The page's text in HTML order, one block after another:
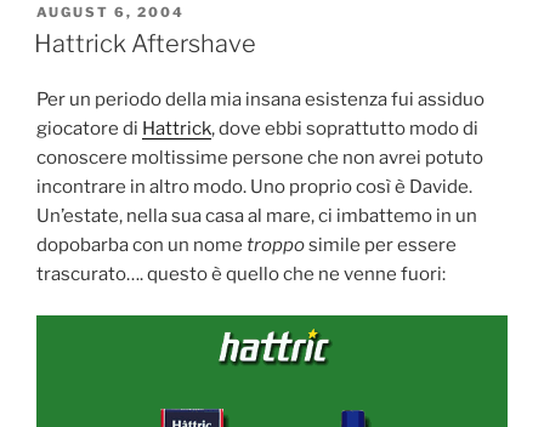
…
POSTED
ON
AUGUST 6, 2004
Hattrick Aftershave
Per un periodo della mia insana esistenza fui assiduo
giocatore di Hattrick, dove ebbi soprattutto modo di
conoscere moltissime persone che non avrei potuto
incontrare in altro modo. Uno proprio così è Davide.
Un’estate, nella sua casa al mare, ci imbattemo in un
dopobarba con un nome tropposimile per essere
trascurato…. questo è quello che ne venne fuori: